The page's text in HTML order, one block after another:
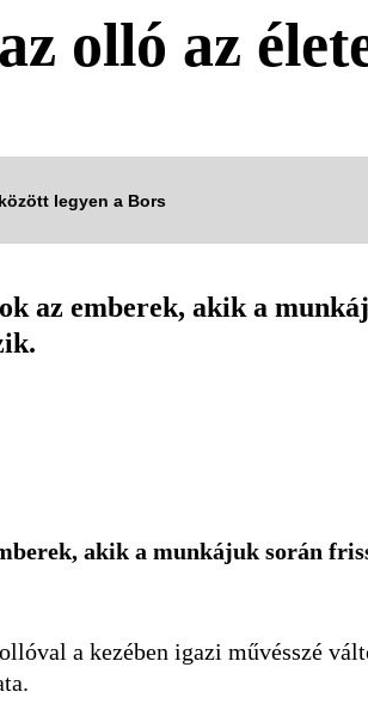
olló az
legyen a Bors
az emberek, akik a
akik a munkájuk során
a kezében igazi művésszé